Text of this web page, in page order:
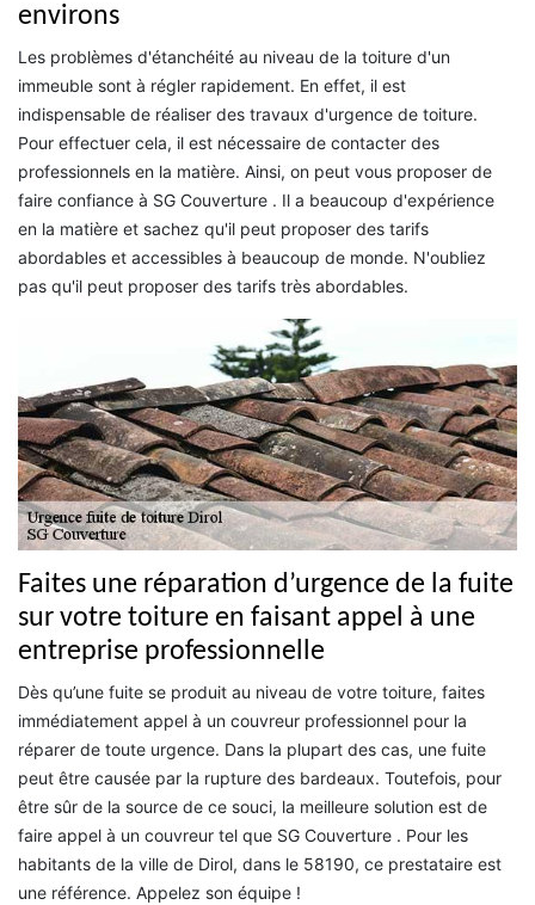
environs
Les problèmes d'étanchéité au niveau de la toiture d'un
immeuble sont à régler rapidement. En effet, il est
indispensable de réaliser des travaux d'urgence de toiture.
Pour effectuer cela, il est nécessaire de contacter des
professionnels en la matière. Ainsi, on peut vous proposer de
faire confiance à SG Couverture . Il a beaucoup d'expérience
en la matière et sachez qu'il peut proposer des tarifs
abordables et accessibles à beaucoup de monde. N'oubliez
pas qu'il peut proposer des tarifs très abordables.
Faites une réparation d’urgence de la fuite
sur votre toiture en faisant appel à une
entreprise professionnelle
Dès qu’une fuite se produit au niveau de votre toiture, faites
immédiatement appel à un couvreur professionnel pour la
réparer de toute urgence. Dans la plupart des cas, une fuite
peut être causée par la rupture des bardeaux. Toutefois, pour
être sûr de la source de ce souci, la meilleure solution est de
faire appel à un couvreur tel que SG Couverture . Pour les
habitants de la ville de Dirol, dans le 58190, ce prestataire est
une référence. Appelez son équipe !